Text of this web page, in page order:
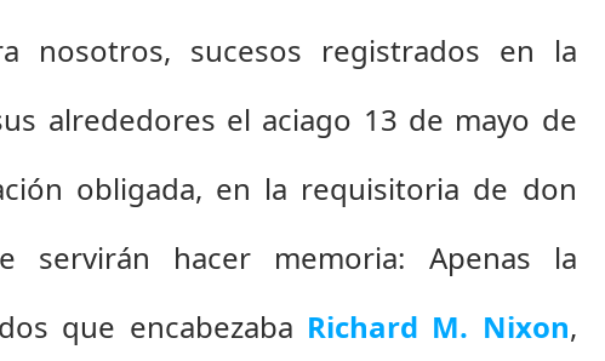
nosotros, sucesos registrados en la
alrededores el aciago 13 de mayo de
obligada, en la requisitoria de don
servirán hacer memoria: Apenas la
que encabezaba Richard M. Nixon,